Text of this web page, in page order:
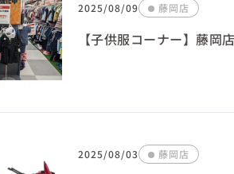
2025/08/09 藤岡店
【子供服コーナー】藤岡
2025/08/03 藤岡店